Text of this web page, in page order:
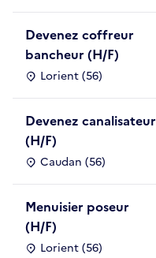
Devenez coffreur
bancheur (H/F)
Lorient (56)
Devenez canalisateur
(H/F)
Caudan (56)
Menuisier poseur
(H/F)
Lorient (56)